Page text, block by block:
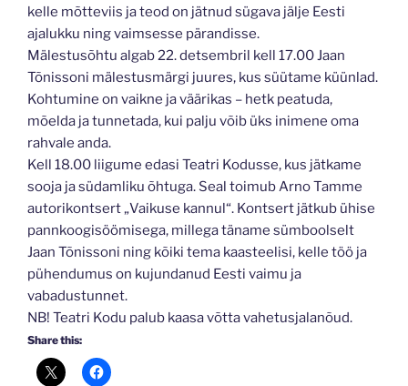
kelle mõtteviis ja teod on jätnud sügava jälje Eesti
ajalukku ning vaimsesse pärandisse.
Mälestusõhtu algab 22. detsembril kell 17.00 Jaan
Tõnissoni mälestusmärgi juures, kus süütame küünlad.
Kohtumine on vaikne ja väärikas – hetk peatuda,
mõelda ja tunnetada, kui palju võib üks inimene oma
rahvale anda.
Kell 18.00 liigume edasi Teatri Kodusse, kus jätkame
sooja ja südamliku õhtuga. Seal toimub Arno Tamme
autorikontsert „Vaikuse kannul“. Kontsert jätkub ühise
pannkoogisöömisega, millega täname sümboolselt
Jaan Tõnissoni ning kõiki tema kaasteelisi, kelle töö ja
pühendumus on kujundanud Eesti vaimu ja
vabadustunnet.
NB! Teatri Kodu palub kaasa võtta vahetusjalanõud.
Share this: